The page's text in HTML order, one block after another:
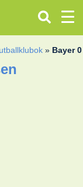
» Bayer